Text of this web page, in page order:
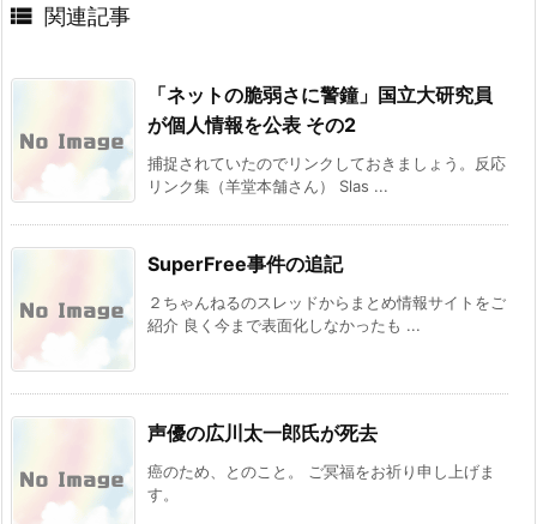
 関連記事
「ネットの脆弱さに警鐘」国立大研究員
が個人情報を公表 その2
捕捉されていたのでリンクしておきましょう。反応
リンク集（羊堂本舗さん） Slas ...
SuperFree事件の追記
２ちゃんねるのスレッドからまとめ情報サイトをご
紹介 良く今まで表面化しなかったも ...
声優の広川太一郎氏が死去
癌のため、とのこと。 ご冥福をお祈り申し上げま
す。